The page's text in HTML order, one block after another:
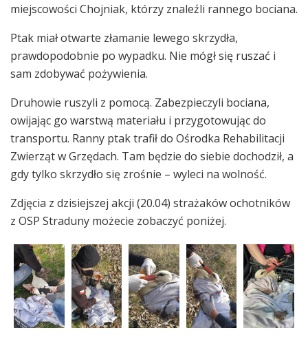
miejscowości Chojniak, którzy znaleźli rannego bociana.
Ptak miał otwarte złamanie lewego skrzydła,
prawdopodobnie po wypadku. Nie mógł się ruszać i
sam zdobywać pożywienia.
Druhowie ruszyli z pomocą. Zabezpieczyli bociana,
owijając go warstwą materiału i przygotowując do
transportu. Ranny ptak trafił do Ośrodka Rehabilitacji
Zwierząt w Grzędach. Tam będzie do siebie dochodził, a
gdy tylko skrzydło się zrośnie – wyleci na wolność.
Zdjęcia z dzisiejszej akcji (20.04) strażaków ochotników
z OSP Straduny możecie zobaczyć poniżej.